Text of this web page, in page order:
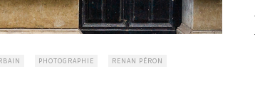
PHOTOGRAPHIE RENAN PÉRON